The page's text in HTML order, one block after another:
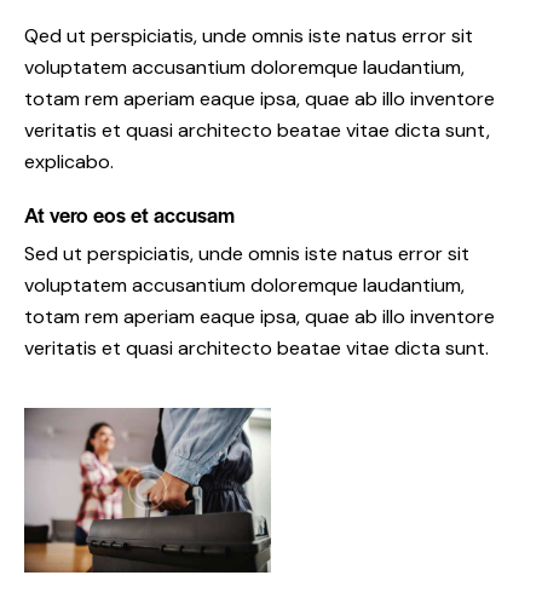
Qed ut perspiciatis, unde omnis iste natus error sit
voluptatem accusantium doloremque laudantium,
totam rem aperiam eaque ipsa, quae ab illo inventore
veritatis et quasi architecto beatae vitae dicta sunt,
explicabo.
At vero eos et accusam
Sed ut perspiciatis, unde omnis iste natus error sit
voluptatem accusantium doloremque laudantium,
totam rem aperiam eaque ipsa, quae ab illo inventore
veritatis et quasi architecto beatae vitae dicta sunt.